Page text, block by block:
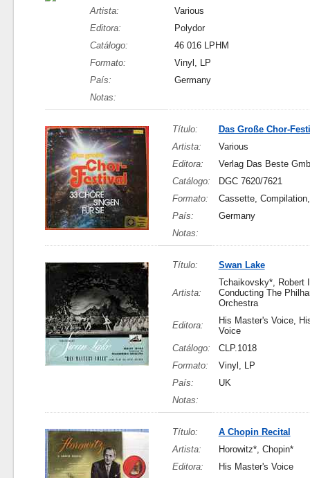
Artista:
Various
Editora:
Polydor
Catálogo:
46 016 LPHM
Formato:
Vinyl, LP
País:
Germany
Notas:
Título:
Das Große Chor-
Artista:
Various
Editora:
Verlag Das Beste
Catálogo:
DGC 7620/7621
Formato:
Cassette,
País:
Germany
Notas:
Título: Swan Lake
Artista:
Tchaikovsky*, Robert
Conducting The
Orchestra
Editora:
His Master's Voice,
Voice
Catálogo:
CLP.1018
Formato:
Vinyl, LP
País:
UK
Notas:
Título:
A Chopin Recital
Artista:
Horowitz*, Chopin*
Editora:
His Master's Voice